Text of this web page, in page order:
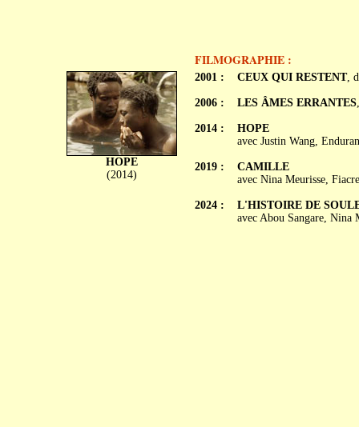
FILMOGRAPHIE :
HOPE
(2014)
2001 :
2006 :
2014 :
2019 :
2024 :
CEUX QUI RESTENT,
LES ÂMES ERRANTES
HOPE
avec Justin Wang,
CAMILLE
avec Nina Meurisse,
L'HISTOIRE DE
avec Abou Sangare, Nina